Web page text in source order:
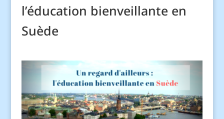
l’éducation bienveillante en
Suède